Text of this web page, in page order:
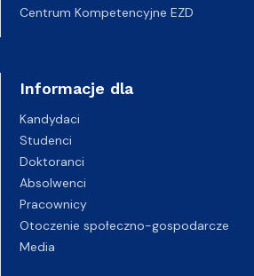
Centrum Kompetencyjne EZD
Informacje dla
Kandydaci
Studenci
Doktoranci
Absolwenci
Pracownicy
Otoczenie społeczno-gospodarcze
Media